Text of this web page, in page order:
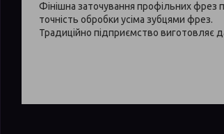
Фінішна заточування профільних фрез
точність обробки усіма зубцями фрез.
Традиційно підприємство виготовляє